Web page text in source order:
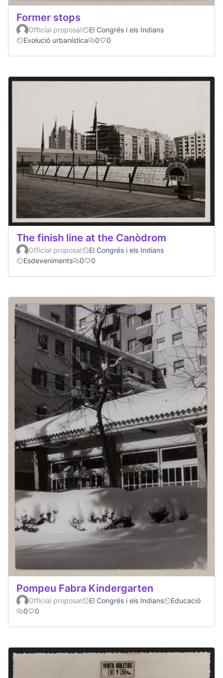
Former stops
Official proposal
El Congrés i els Indians
Evolució urbanística
0 0
The finish line at the Canòdrom
Official proposal
El Congrés i els Indians
Esdeveniments
0 0
Pompeu Fabra Kindergarten
Official proposal El Congrés i els Indians
Educació
0
0